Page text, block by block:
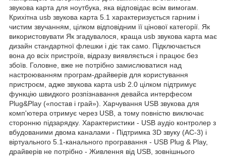
звукова карта для ноутбука, яка відповідає всім вимогам.
Крихітна usb звукова карта 5.1 характеризується гарним і
чистим звучанням, цілком відповідним її цінової категорії. Як
використовувати Як згадувалося, краща usb звукова карта має
дизайн стандартної флешки і діє так само. Підключається
вона до всіх пристроїв, відразу виявляється і працює без
збоїв. Головне, вже не потрібно замислюватися над
настроюванням програм-драйверів для користування
пристроєм, адже звукова карта usb 2.0 цілком підтримує
функцію швидкого розпізнавання девайса интерфесом
Plug&Play («постав і грай»). Харчування USB звукова для
комп'ютера отримує через USB, а тому повністю виключає
сторонню підзарядку. Характеристики - USB аудіо контролер з
вбудованими двома каналами - Підтримка 3D звуку (AC-3) і
віртуального 5.1-канального програвання - USB Plug & Play,
драйверів не потрібно - Живлення від USB, зовнішнього